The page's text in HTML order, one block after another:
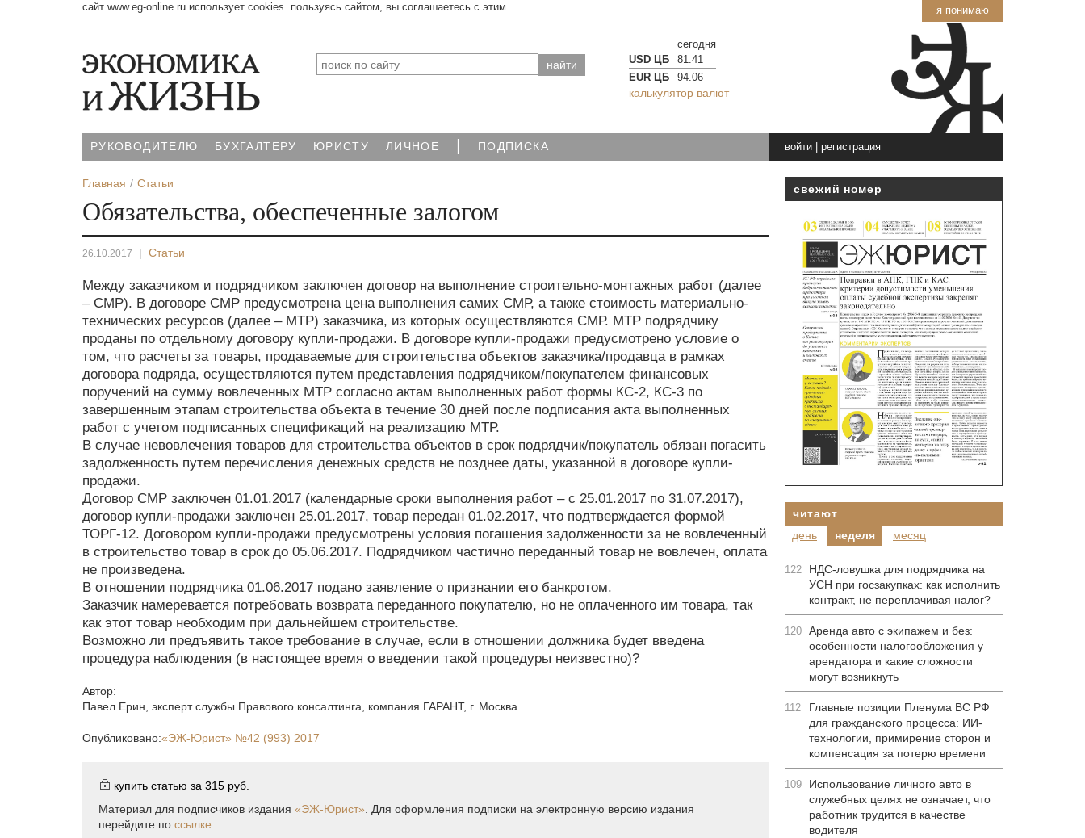
я понимаю
сайт www.eg-online.ru использует cookies. пользуясь сайтом, вы соглашаетесь с этим.
сегодня
USD ЦБ
81.41
EUR ЦБ
94.06
калькулятор валют
РУКОВОДИТЕЛЮ БУХГАЛТЕРУ ЮРИСТУ ЛИЧНОЕ | ПОДПИСКА войти| регистрация
Главная Статьи
Обязательства, обеспеченные залогом
26.10.2017 | Статьи
Между заказчиком и подрядчиком заключен договор на выполнение строительно-монтажных работ (далее
– СМР). В договоре СМР предусмотрена цена выполнения самих СМР, а также стоимость материально-
технических ресурсов (далее – МТР) заказчика, из которых осуществляются СМР. МТР подрядчику
проданы по отдельному договору купли-продажи. В договоре купли-продажи предусмотрено условие о
том, что расчеты за товары, продаваемые для строительства объектов заказчика/продавца в рамках
договора подряда, осуществляются путем представления подрядчиком/покупателем финансовых
поручений на сумму вовлеченных МТР согласно актам выполненных работ формы КС-2, КС-3 по
завершенным этапам строительства объекта в течение 30 дней после подписания акта выполненных
работ с учетом подписанных спецификаций на реализацию МТР.
В случае невовлечения товаров для строительства объектов в срок подрядчик/покупатель обязан погасить
задолженность путем перечисления денежных средств не позднее даты, указанной в договоре купли-
продажи.
Договор СМР заключен 01.01.2017 (календарные сроки выполнения работ – с 25.01.2017 по 31.07.2017),
договор купли-продажи заключен 25.01.2017, товар передан 01.02.2017, что подтверждается формой
ТОРГ-12. Договором купли-продажи предусмотрены условия погашения задолженности за не вовлеченный
в строительство товар в срок до 05.06.2017. Подрядчиком частично переданный товар не вовлечен, оплата
не произведена.
В отношении подрядчика 01.06.2017 подано заявление о признании его банкротом.
Заказчик намеревается потребовать возврата переданного покупателю, но не оплаченного им товара, так
как этот товар необходим при дальнейшем строительстве.
Возможно ли предъявить такое требование в случае, если в отношении должника будет введена
процедура наблюдения (в настоящее время о введении такой процедуры неизвестно)?
Автор:
Павел Ерин эксперт службы Правового консалтинга, компания ГАРАНТ, г. Москва
Опубликовано:«ЭЖ-Юрист» №42 (993) 2017
купить статью за 315 руб.
Материал для подписчиков издания «ЭЖ-Юрист» . Для оформления подписки на электронную версию издания
перейдите по ссылке
свежий номер
читают
день
неделя месяц
122
НДС-ловушка для подрядчика на
УСН при госзакупках: как исполнить
контракт, не переплачивая налог?
120 Аренда авто с экипажем и без:
особенности налогообложения у
арендатора и какие сложности
могут возникнуть
112
Главные позиции Пленума ВС РФ
для гражданского процесса: ИИ-
технологии, примирение сторон и
компенсация за потерю времени
109
Использование личного авто в
служебных целях не означает, что
работник трудится в качестве
водителя